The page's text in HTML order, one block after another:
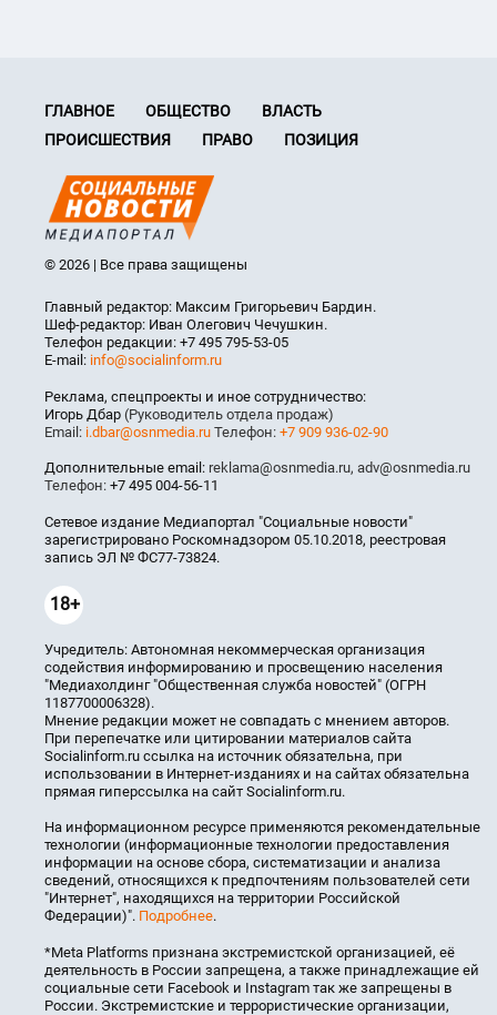
ГЛАВНОЕ ОБЩЕСТВО
ВЛАСТЬ
ПРОИСШЕСТВИЯ
ПРАВО ПОЗИЦИЯ
© 2026 | Все права защищены
Главный редактор: Максим Григорьевич Бардин.
Шеф-редактор: Иван Олегович Чечушкин.
Телефон редакции: +7 495 795-53-05
E-mail: info@socialinform.ru
Реклама, спецпроекты и иное сотрудничество:
Игорь Дбар (Руководитель отдела продаж)
Email: i.dbar@osnmedia.ru Телефон: +7 909 936-02-90
Дополнительные email: reklama@osnmedia.ru, adv@osnmedia.ru
Телефон: +7 495 004-56-11
Сетевое издание Медиапортал "Социальные новости"
зарегистрировано Роскомнадзором 05.10.2018, реестровая
запись ЭЛ № ФС77-73824.
18+
Учредитель: Автономная некоммерческая организация
содействия информированию и просвещению населения
"Медиахолдинг "Общественная служба новостей" (ОГРН
1187700006328).
Мнение редакции может не совпадать с мнением авторов.
При перепечатке или цитировании материалов сайта
Socialinform.ru ссылка на источник обязательна, при
использовании в Интернет-изданиях и на сайтах обязательна
прямая гиперссылка на сайт Socialinform.ru.
На информационном ресурсе применяются рекомендательные
технологии (информационные технологии предоставления
информации на основе сбора, систематизации и анализа
сведений, относящихся к предпочтениям пользователей сети
"Интернет", находящихся на территории Российской
Федерации)". Подробнее.
*Meta Platforms признана экстремистской организацией, её
деятельность в России запрещена, а также принадлежащие ей
социальные сети Facebook и Instagram так же запрещены в
России. Экстремистские и террористические организации,